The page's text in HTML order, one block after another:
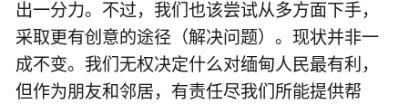
出一分力。不过，我们也该尝试从多方面下手，
采取更有创意的途径（解决问题）。现状并非一
成不变。我们无权决定什么对缅甸人民最有利，
但作为朋友和邻居，有责任尽我们所能提供帮